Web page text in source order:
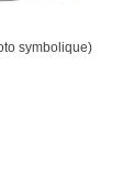
symbolique)